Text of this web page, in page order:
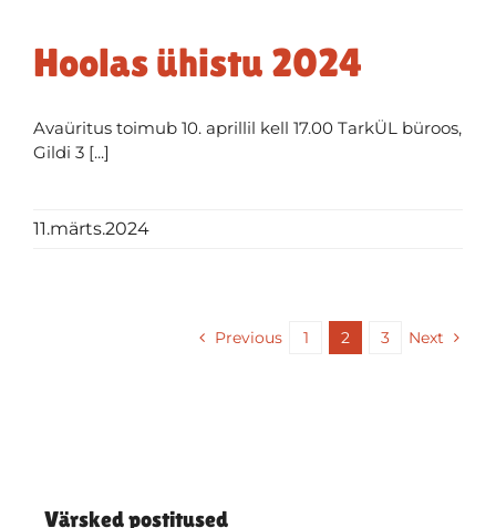
Hoolas ühistu 2024
Avaüritus toimub 10. aprillil kell 17.00 TarkÜL büroos,
Gildi 3 [...]
11.märts.2024
Previous 1 2 3 Next
Värsked postitused